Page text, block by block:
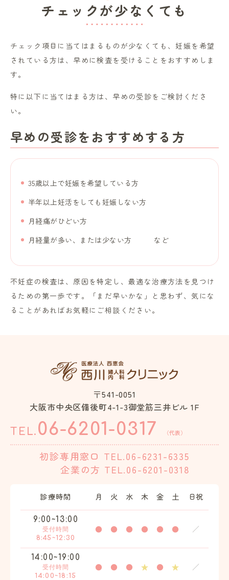
チェックが少なくても
チェック項目に当てはまるものが少なくても、妊娠を希望
されている方は、早めに検査を受けることをおすすめしま
す。
特に以下に当てはまる方は、早めの受診をご検討くださ
い。
早めの受診をおすすめする方
35歳以上で妊娠を希望している方
半年以上妊活をしても妊娠しない方
月経痛がひどい方
月経量が多い、または少ない方 など
不妊症の検査は、原因を特定し、最適な治療方法を見つけ
るための第一歩です。「まだ早いかな」と思わず、気にな
ることがあればお気軽にご相談ください。
〒541-0051
大阪市中央区備後町4-1-3御堂筋三井ビル 1F
TEL. 06-6201-0317 （代表）
初診専用窓口 TEL.06-6231-6335
企業の方 TEL.06-6201-0318
診療時間 月 火 水 木 金 土 日祝
9:00~13:00
受付時間
8:45~12:30
● ● ● ● ● ● ／
14:00~19:00
受付時間
14:00~18:15
● ● ● ★ ● ★ ／